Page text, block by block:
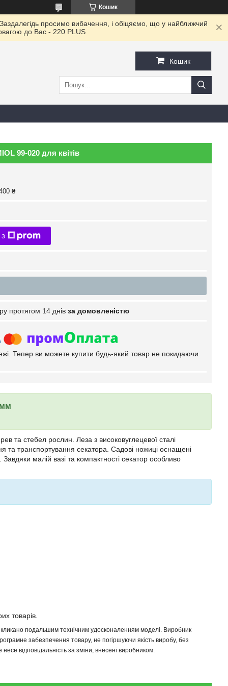
Кошик
просимо вибачення, і обіцяємо, що у найближчий
до Ваc - 220 PLUS
Кошик
99-020 для квітів
₴
протягом 14 днів за домовленістю
Тепер ви можете купити будь-який товар не покидаючи
та стебел рослин. Леза з високовуглецевої сталі
та транспортування секатора. Садові ножиці оснащені
малій вазі та компактності секатор особливо
товарів.
подальшим технічним удосконаленням моделі. Виробник
забезпечення товару, не погіршуючи якість виробу, без
відповідальність за зміни, внесені виробником.